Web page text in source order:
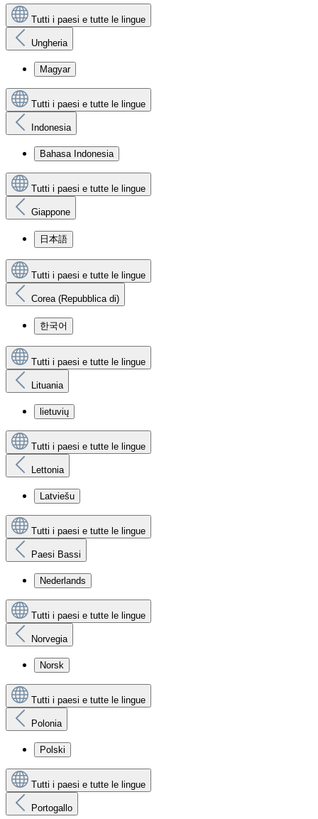
Tutti i paesi e tutte le lingue
Ungheria
Magyar
Tutti i paesi e tutte le lingue
Indonesia
Bahasa Indonesia
Tutti i paesi e tutte le lingue
Giappone
日本語
Tutti i paesi e tutte le lingue
Corea (Repubblica di)
한국어
Tutti i paesi e tutte le lingue
Lituania
lietuvių
Tutti i paesi e tutte le lingue
Lettonia
Latviešu
Tutti i paesi e tutte le lingue
Paesi Bassi
Nederlands
Tutti i paesi e tutte le lingue
Norvegia
Norsk
Tutti i paesi e tutte le lingue
Polonia
Polski
Tutti i paesi e tutte le lingue
Portogallo